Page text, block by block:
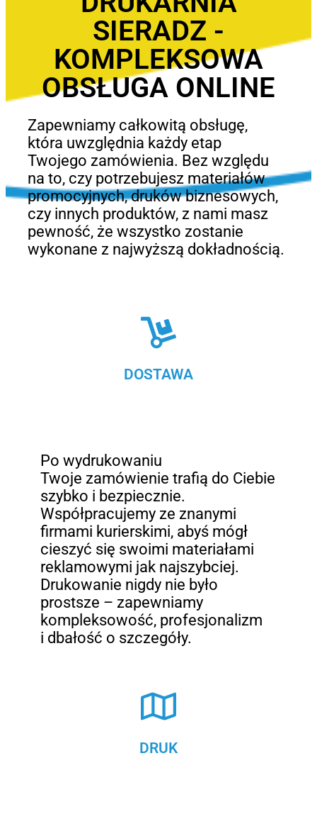
SIERADZ -
KOMPLEKSOWA
OBSŁUGA ONLINE
Zapewniamy całkowitą obsługę,
która uwzględnia każdy etap
Twojego zamówienia. Bez względu
na to, czy potrzebujesz materiałów
promocyjnych, druków biznesowych,
czy innych produktów, z nami masz
pewność, że wszystko zostanie
wykonane z najwyższą dokładnością.
DRUK
DOSTAWA
Po wydrukowaniu
Twoje zamówienie trafią do Ciebie
szybko i bezpiecznie.
Współpracujemy ze znanymi
firmami kurierskimi, abyś mógł
cieszyć się swoimi materiałami
reklamowymi jak najszybciej.
Drukowanie nigdy nie było
prostsze – zapewniamy
kompleksowość, profesjonalizm
i dbałość o szczegóły.